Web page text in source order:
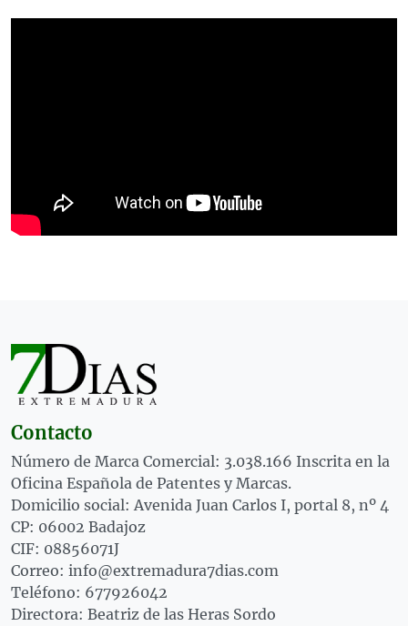
Contacto
Número de Marca Comercial: 3.038.166 Inscrita en la
Oficina Española de Patentes y Marcas.
Domicilio social: Avenida Juan Carlos I, portal 8, nº 4
CP: 06002 Badajoz
CIF: 08856071J
Correo: info@extremadura7dias.com
Teléfono: 677926042
Directora: Beatriz de las Heras Sordo